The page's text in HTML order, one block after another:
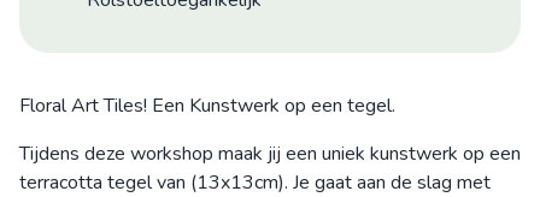
Floral Art Tiles! Een Kunstwerk op een tegel.
Tijdens deze workshop maak jij een uniek kunstwerk op een
terracotta tegel van (13x13cm). Je gaat aan de slag met